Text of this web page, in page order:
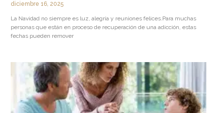
diciembre 16, 2025
La Navidad no siempre es luz, alegría y reuniones felices.Para muchas
personas que están en proceso de recuperación de una adicción, estas
fechas pueden remover